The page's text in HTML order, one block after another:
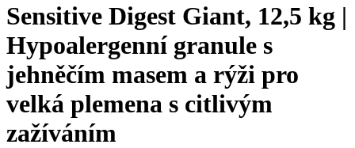
Sensitive Digest Giant, 12,5 kg |
Hypoalergenní granule s
jehněčím masem a rýži pro
velká plemena s citlivým
zažíváním